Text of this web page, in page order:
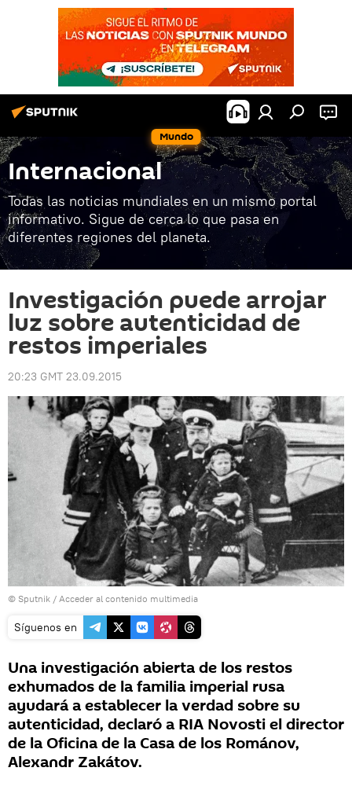
Mundo
Internacional
Todas las noticias mundiales en un mismo portal
informativo. Sigue de cerca lo que pasa en
diferentes regiones del planeta.
Investigación puede arrojar
luz sobre autenticidad de
restos imperiales
20:23 GMT 23.09.2015
© Sputnik / Acceder al contenido multimedia
Síguenos en
Una investigación abierta de los restos
exhumados de la familia imperial rusa
ayudará a establecer la verdad sobre su
autenticidad, declaró a RIA Novosti el director
de la Oficina de la Casa de los Románov,
Alexandr Zakátov.